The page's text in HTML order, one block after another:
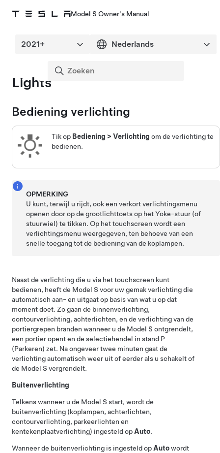
Model S Owner's Manual
Lights
Bediening verlichting
Tik op Bediening >Verlichting om de verlichting te
bedienen.
OPMERKING
U kunt, terwijl u rijdt, ook een verkort verlichtingsmenu
openen door op de grootlichttoets op hetYoke-stuur (of
stuurwiel) te tikken. Op het touchscreen wordt een
verlichtingsmenu weergegeven, ten behoeve van een
snelle toegang tot de bediening van de koplampen.
Naast de verlichting die u via het touchscreen kunt
bedienen, heeft de Model S voor uw gemak verlichting die
automatisch aan- en uitgaat op basis van wat u op dat
moment doet. Zo gaan de binnenverlichting,
contourverlichting, achterlichten, en de verlichting van de
portiergrepen branden wanneer u de Model S ontgrendelt,
een portier opent en de selectiehendel in stand P
(Parkeren) zet. Na ongeveer twee minuten gaat de
verlichting automatisch weer uit of eerder als u schakelt of
de Model S vergrendelt.
Buitenverlichting
Telkens wanneer u de Model S start, wordt de
buitenverlichting (koplampen, achterlichten,
contourverlichting, parkeerlichten en
kentekenplaatverlichting) ingesteld op Auto.
Wanneer de buitenverlichting is ingesteld op Autowordt